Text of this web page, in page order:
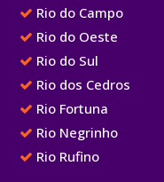
Rio do Campo
Rio do Oeste
Rio do Sul
Rio dos Cedros
Rio Fortuna
Rio Negrinho
Rio Rufino